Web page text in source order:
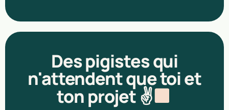
Des pigistes qui
n'attendent que toi et
ton projet ✌